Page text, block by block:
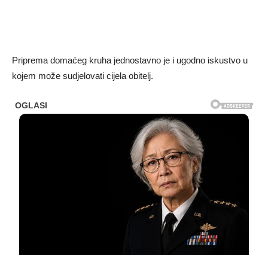
Priprema domaćeg kruha jednostavno je i ugodno iskustvo u
kojem može sudjelovati cijela obitelj.